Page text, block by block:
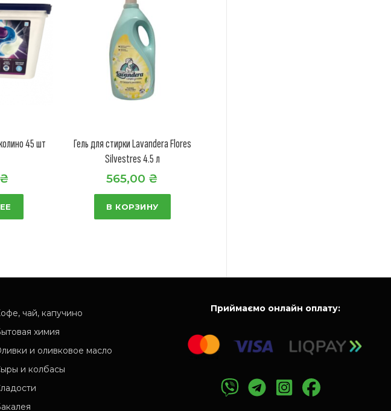
45 шт
₴
Гель для стирки Lavandera Flores
Silvestres 4.5 л
565,00 ₴
В КОРЗИНУ
чай, капучино
химия
и оливковое масло
и колбасы
Приймаємо онлайн оплату: